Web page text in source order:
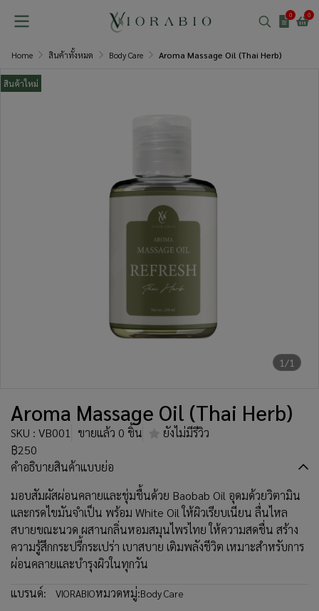
0 0
Home สินค้าทั้งหมด Body Care Aroma Massage Oil (Thai Herb)
1/1
สินค้าใหม่
Aroma Massage Oil (Thai Herb)
SKU : VB001 ขายแล้ว 0 ชิ้น
ยังไม่มีรีวิว
฿250
คำอธิบายสินค้าแบบย่อ
มอบสัมผัสผ่อนคลายและชุ่มชื้นด้วย Baobab Oil อุดมด้วยวิตามิน
และกรดไขมันจำเป็น พร้อม White Oil ให้ผิวเรียบเนียน ลื่นไหล
สบายขณะนวด ผสานกลิ่นหอมสมุนไพรไทย ให้ความสดชื่น สร้าง
ความรู้สึกกระปรี้กระเปร่า เบาสบาย เติมพลังชีวิต เหมาะสำหรับการ
ผ่อนคลายและบำรุงผิวในทุกวัน
แบรนด์:
VIORABIOหมวดหมู่:Body Care